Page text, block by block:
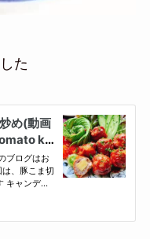
た